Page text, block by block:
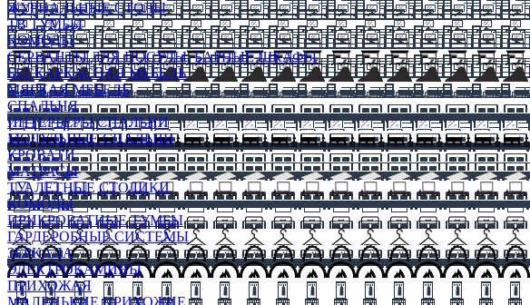
ЖУРНАЛЬНЫЕ СТОЛЫ
ТВ ТУМБЫ
КОМОДЫ
СЕРВАНТЫ ДЛЯ ПОСУДЫ, БАРНЫЕ ШКАФЫ
БЕСКАРКАСНАЯ МЕБЕЛЬ
МЯГКАЯ МЕБЕЛЬ
СПАЛЬНЯ
ИНТЕРЬЕРЫ СПАЛЬНИ
МОДУЛЬНЫЕ СПАЛЬНИ
КРОВАТИ
МАТРАСЫ
ТУАЛЕТНЫЕ СТОЛИКИ
КОМОДЫ
ПРИКРОВАТНЫЕ ТУМБЫ
ГАРДЕРОБНЫЕ СИСТЕМЫ
ЗЕРКАЛА
ЭЛЕКТРОКАМИНЫ
ПРИХОЖАЯ